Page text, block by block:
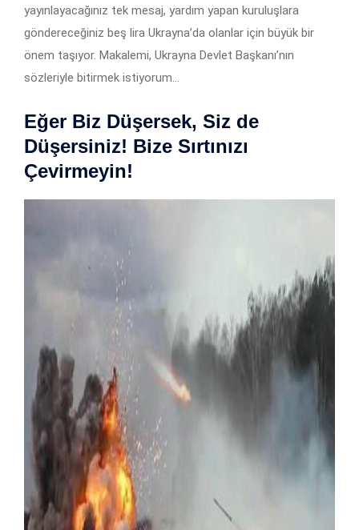
yayınlayacağınız tek mesaj, yardım yapan kuruluşlara
göndereceğiniz beş lira Ukrayna’da olanlar için büyük bir
önem taşıyor. Makalemi, Ukrayna Devlet Başkanı’nın
sözleriyle bitirmek istiyorum…
Eğer Biz Düşersek, Siz de
Düşersiniz! Bize Sırtınızı
Çevirmeyin!